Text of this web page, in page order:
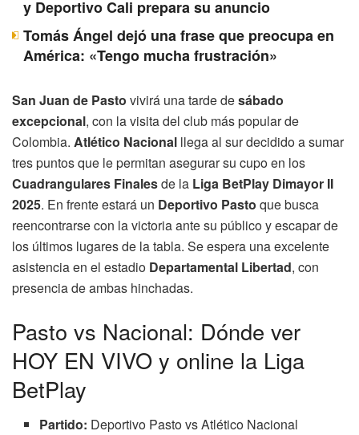
y Deportivo Cali prepara su anuncio
Tomás Ángel dejó una frase que preocupa en
América: «Tengo mucha frustración»
San Juan de Pasto vivirá una tarde desábado
excepcional, con la visita del club más popular de
Colombia. Atlético Nacional llega al sur decidido a sumar
tres puntos que le permitan asegurar su cupo en los
Cuadrangulares Finalesde la Liga BetPlay Dimayor II
2025. En frente estará un Deportivo Pasto que busca
reencontrarse con la victoria ante su público y escapar de
los últimos lugares de la tabla. Se espera una excelente
asistencia en el estadio Departamental Libertad, con
presencia de ambas hinchadas.
Pasto vs Nacional: Dónde ver
HOY EN VIVO y online la Liga
BetPlay
Partido: Deportivo Pasto vs Atlético Nacional